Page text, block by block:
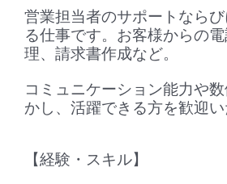
営業担当者のサポートなら
る仕事です。お客様からの
理、請求書作成など。
コミュニケーション能力や
かし、活躍できる方を歓迎い
【経験・スキル】